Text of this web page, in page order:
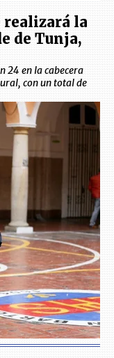
realizará la
de Tunja,
24 en la cabecera
con un total de